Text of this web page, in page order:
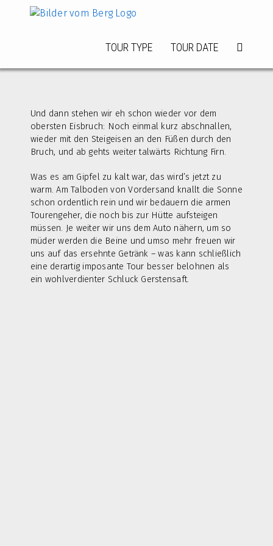
TOUR TYPE TOUR DATE
Und dann stehen wir eh schon wieder vor dem
obersten Eisbruch: Noch einmal kurz abschnallen,
wieder mit den Steigeisen an den Füßen durch den
Bruch, und ab gehts weiter talwärts Richtung Firn.
Was es am Gipfel zu kalt war, das wird’s jetzt zu
warm. Am Talboden von Vordersand knallt die Sonne
schon ordentlich rein und wir bedauern die armen
Tourengeher, die noch bis zur Hütte aufsteigen
müssen. Je weiter wir uns dem Auto nähern, um so
müder werden die Beine und umso mehr freuen wir
uns auf das ersehnte Getränk – was kann schließlich
eine derartig imposante Tour besser belohnen als
ein wohlverdienter Schluck Gerstensaft.